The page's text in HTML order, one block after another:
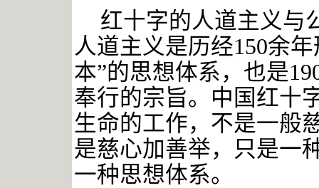
红十字的人道主义与
人道主义是历经150余
本”的思想体系，也是
奉行的宗旨。中国红十
生命的工作，不是一般
是慈心加善举，只是一
一种思想体系。